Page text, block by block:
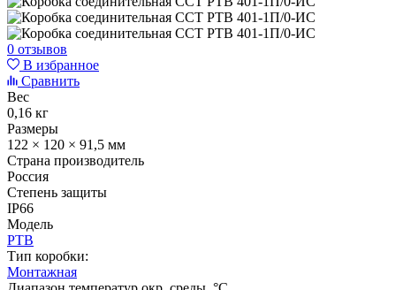
0 отзывов
В избранное
Сравнить
Вес
0,16 кг
Размеры
122 × 120 × 91,5 мм
Страна производитель
Россия
Степень защиты
IP66
Модель
РТВ
Тип коробки:
Монтажная